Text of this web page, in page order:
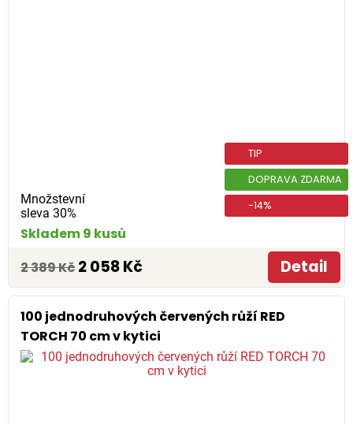
Množstevní
sleva 30%
TIP
DOPRAVA ZDARMA
-14%
Skladem 9 kusů
2 389 Kč 2 058 Kč Detail
100 jednodruhových červených růží RED
TORCH 70 cm v kytici